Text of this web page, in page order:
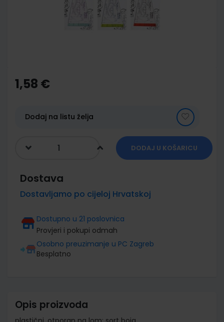
the
beginning
gallery
1,58 €
Dodaj na listu želja
DODAJ U KOŠARICU
Dostava
Dostavljamo po cijeloj Hrvatskoj
Dostupno u 21 poslovnica
Provjeri i pokupi odmah
Osobno preuzimanje u PC Zagreb
Besplatno
Opis proizvoda